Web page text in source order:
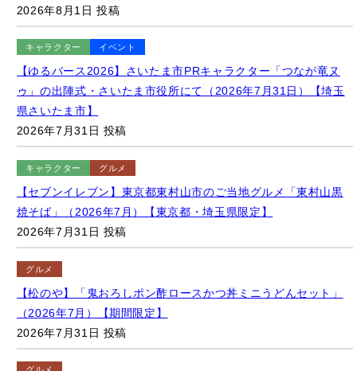
【ゆるバース2026】さいたま市PRキャラクター「つなが竜ヌ
ゥ」の出陣式・さいたま市役所にて（2026年7月31日）【埼玉
県さいたま市】
2026年7月31日 投稿
キャラクター
【セブンイレブン】東京都東村山市のご当地グルメ「東村山黒
焼そば」（2026年7月）【東京都・埼玉県限定】
2026年7月31日 投稿
グルメ
【松のや】「鬼おろしポン酢ロースかつ丼ミニうどんセット」
（2026年7月）【期間限定】
2026年7月31日 投稿
グルメ
【山田うどん食堂】土日祝限定の「まるごと山田セット」（現
「超得山田セット」）（2023年5月撮影）